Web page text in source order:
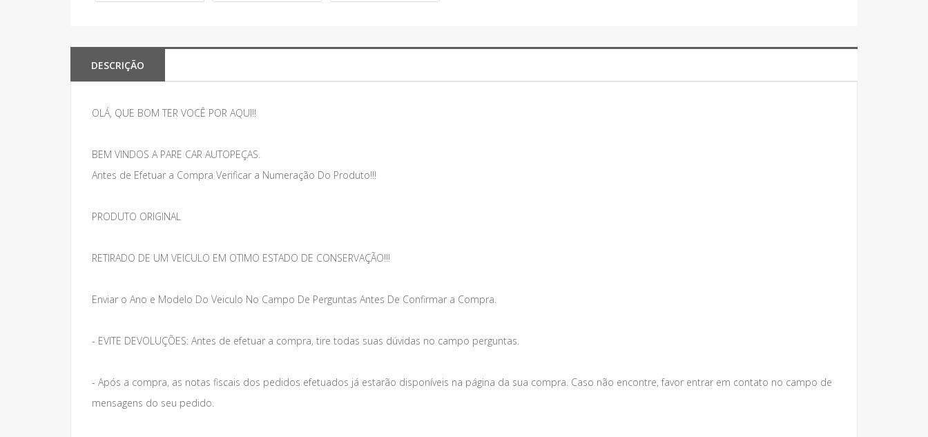
DESCRIÇÃO
OLÁ, QUE BOM TER VOCÊ POR AQUI!!
BEM VINDOS A PARE CAR AUTOPEÇAS.
Antes de Efetuar a Compra Verificar a Numeração Do Produto!!!
PRODUTO ORIGINAL
RETIRADO DE UM VEICULO EM OTIMO ESTADO DE CONSERVAÇÃO!!!
Enviar o Ano e Modelo Do Veiculo No Campo De Perguntas Antes De Confirmar a Compra.
- EVITE DEVOLUÇÕES: Antes de efetuar a compra, tire todas suas dúvidas no campo perguntas.
- Após a compra, as notas fiscais dos pedidos efetuados já estarão disponíveis na página da sua compra. Caso não encontre, favor entrar em contato no campo de
mensagens do seu pedido.